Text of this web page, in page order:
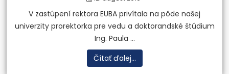
V zastúpení rektora EUBA privítala na pôde našej
univerzity prorektorka pre vedu a doktorandské štúdium
Ing. Paula ...
Čítať ďalej...